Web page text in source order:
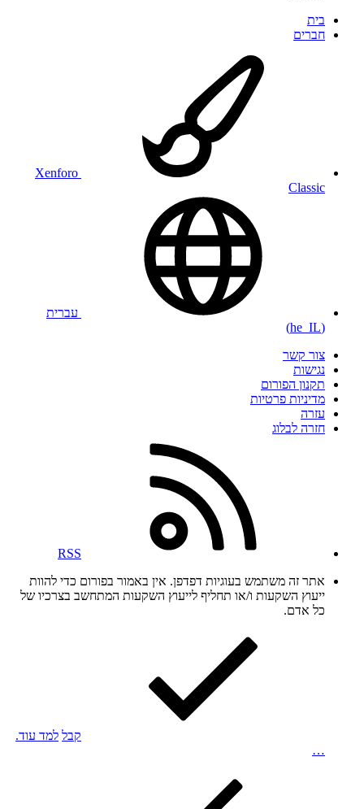
בית
חברים
Xenforo
Classic
עברית
(he_IL)
צור קשר
נגישות
תקנון הפורום
מדיניות פרטיות
עזרה
חזרה לבלוג
RSS
אתר זה משתמש בעוגיות דפדפן. אין באמור בפורום כדי להוות
ייעוץ השקעות ו/או תחליף לייעוץ השקעות המתחשב בצרכיו של
כל אדם.
קבל למד עוד.
…